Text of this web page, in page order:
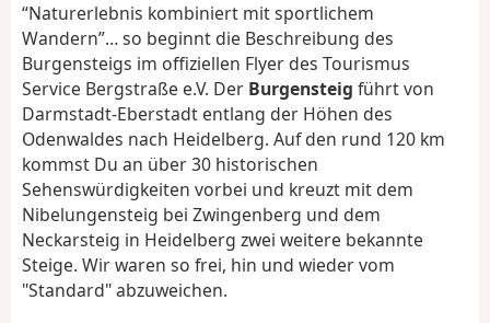
“Naturerlebnis kombiniert mit sportlichem
Wandern”… so beginnt die Beschreibung des
Burgensteigs im offiziellen Flyer des Tourismus
Service Bergstraße e.V. Der Burgensteig führt von
Darmstadt-Eberstadt entlang der Höhen des
Odenwaldes nach Heidelberg. Auf den rund 120 km
kommst Du an über 30 historischen
Sehenswürdigkeiten vorbei und kreuzt mit dem
Nibelungensteig bei Zwingenberg und dem
Neckarsteig in Heidelberg zwei weitere bekannte
Steige. Wir waren so frei, hin und wieder vom
"Standard" abzuweichen.